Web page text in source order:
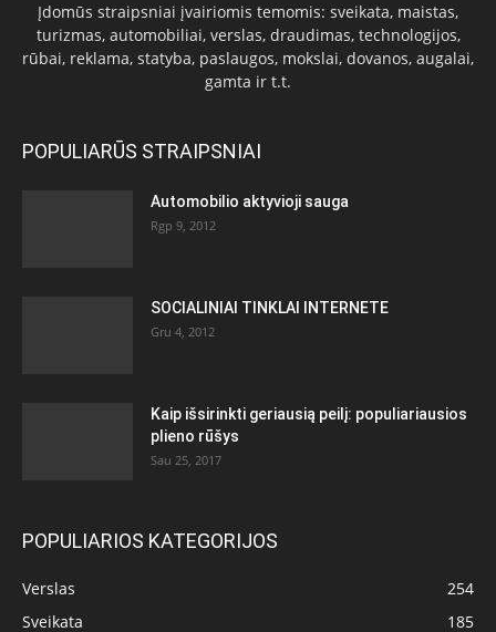
Įdomūs straipsniai įvairiomis temomis: sveikata, maistas,
turizmas, automobiliai, verslas, draudimas, technologijos,
rūbai, reklama, statyba, paslaugos, mokslai, dovanos, augalai,
gamta ir t.t.
POPULIARŪS STRAIPSNIAI
Automobilio aktyvioji sauga
Rgp 9, 2012
SOCIALINIAI TINKLAI INTERNETE
Gru 4, 2012
Kaip išsirinkti geriausią peilį: populiariausios
plieno rūšys
Sau 25, 2017
POPULIARIOS KATEGORIJOS
Verslas
254
Sveikata
185